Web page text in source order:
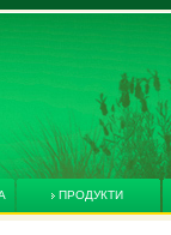
ПРОДУКТИ